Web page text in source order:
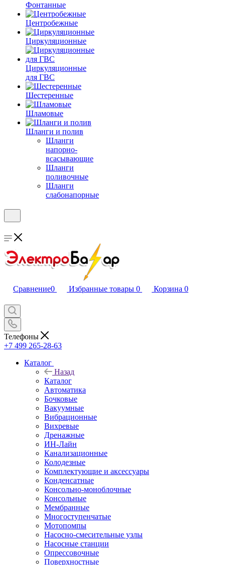
Фонтанные
Центробежные
Циркуляционные
Циркуляционные
для ГВС
Шестеренные
Шламовые
Шланги и полив
Шланги
напорно-
всасывающие
Шланги
поливочные
Шланги
слабонапорные
Сравнение0 Избранные товары 0 Корзина 0
Телефоны
+7 499 265-28-63
Каталог
Назад
Каталог
Автоматика
Бочковые
Вакуумные
Вибрационные
Вихревые
Дренажные
ИН-Лайн
Канализационные
Колодезные
Комплектующие и аксессуары
Конденсатные
Консольно-моноблочные
Консольные
Мембранные
Многоступенчатые
Мотопомпы
Насосно-смесительные узлы
Насосные станции
Опрессовочные
Поверхностные